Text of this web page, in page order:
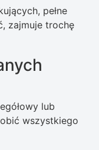
pełne
zajmuje trochę
lub
wszystkiego